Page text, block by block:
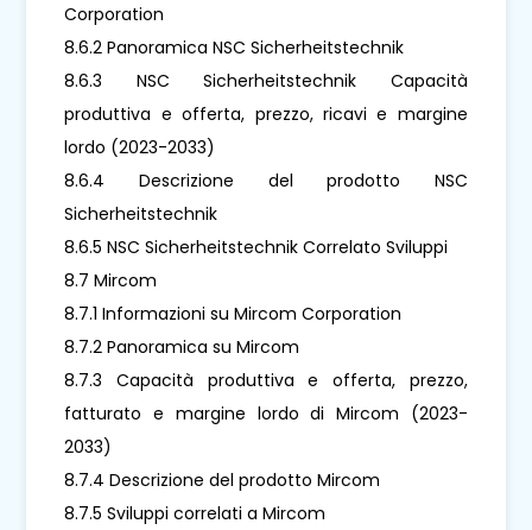
Corporation
8.6.2 Panoramica NSC Sicherheitstechnik
8.6.3 NSC Sicherheitstechnik Capacità
produttiva e offerta, prezzo, ricavi e margine
lordo (2023-2033)
8.6.4 Descrizione del prodotto NSC
Sicherheitstechnik
8.6.5 NSC Sicherheitstechnik Correlato Sviluppi
8.7 Mircom
8.7.1 Informazioni su Mircom Corporation
8.7.2 Panoramica su Mircom
8.7.3 Capacità produttiva e offerta, prezzo,
fatturato e margine lordo di Mircom (2023-
2033)
8.7.4 Descrizione del prodotto Mircom
8.7.5 Sviluppi correlati a Mircom